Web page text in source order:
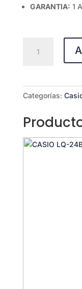
GARANTIA: 1
ANALOGICO
9EDF
cantidad
Categorías: